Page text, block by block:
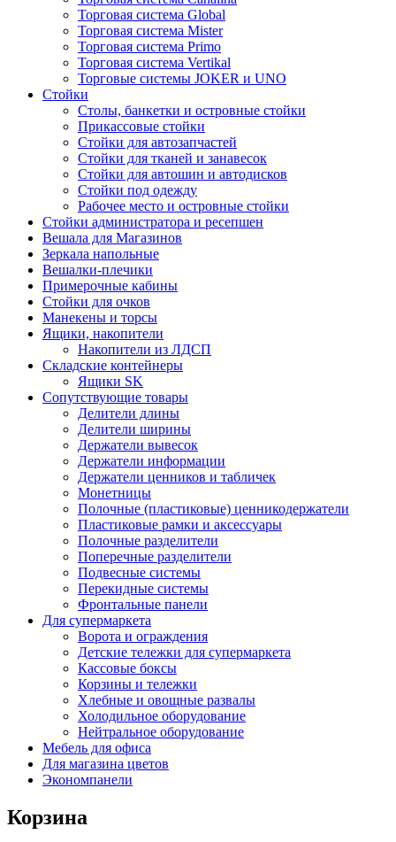
Торговая система Global
Торговая система Mister
Торговая система Primo
Торговая система Vertikal
Торговые системы JOKER и UNO
Стойки
Столы, банкетки и островные стойки
Прикассовые стойки
Стойки для автозапчастей
Стойки для тканей и занавесок
Стойки для автошин и автодисков
Стойки под одежду
Рабочее место и островные стойки
Стойки администратора и ресепшен
Вешала для Магазинов
Зеркала напольные
Вешалки-плечики
Примерочные кабины
Стойки для очков
Манекены и торсы
Ящики, накопители
Накопители из ЛДСП
Складские контейнеры
Ящики SK
Сопутствующие товары
Делители длины
Делители ширины
Держатели вывесок
Держатели информации
Держатели ценников и табличек
Монетницы
Полочные (пластиковые) ценникодержатели
Пластиковые рамки и аксессуары
Полочные разделители
Поперечные разделители
Подвесные системы
Перекидные системы
Фронтальные панели
Для супермаркета
Ворота и ограждения
Детские тележки для супермаркета
Кассовые боксы
Корзины и тележки
Хлебные и овощные развалы
Холодильное оборудование
Нейтральное оборудование
Мебель для офиса
Для магазина цветов
Экономпанели
Корзина